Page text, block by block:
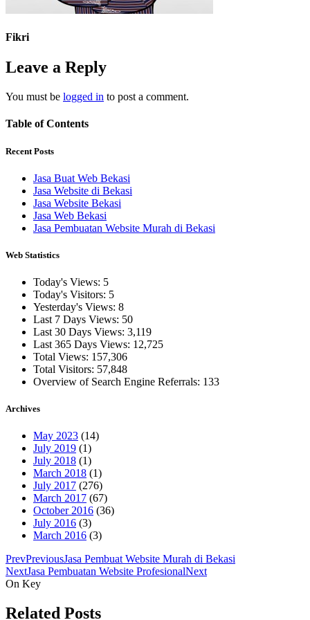
Fikri
Leave a Reply
You must be logged in to post a comment.
Table of Contents
Recent Posts
Jasa Buat Web Bekasi
Jasa Website di Bekasi
Jasa Website Bekasi
Jasa Web Bekasi
Jasa Pembuatan Website Murah di Bekasi
Web Statistics
Today's Views: 5
Today's Visitors: 5
Yesterday's Views: 8
Last 7 Days Views: 50
Last 30 Days Views: 3,119
Last 365 Days Views: 12,725
Total Views: 157,306
Total Visitors: 57,848
Overview of Search Engine Referrals: 133
Archives
May 2023 (14)
July 2019 (1)
July 2018 (1)
March 2018 (1)
July 2017 (276)
March 2017 (67)
October 2016 (36)
July 2016 (3)
March 2016 (3)
PrevPreviousJasa Pembuat Website Murah di Bekasi
NextJasa Pembuatan Website ProfesionalNext
On Key
Related Posts